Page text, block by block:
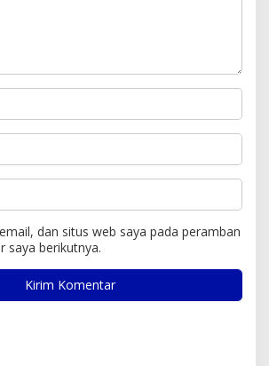
dan situs web saya pada peramban
saya berikutnya.